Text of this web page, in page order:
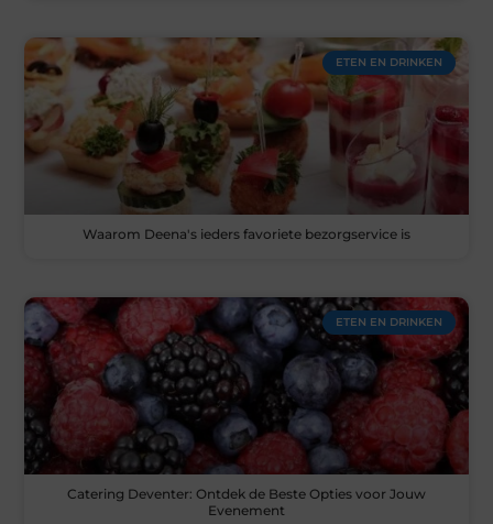
ETEN EN DRINKEN
Waarom Deena's ieders favoriete bezorgservice is
ETEN EN DRINKEN
Catering Deventer: Ontdek de Beste Opties voor Jouw
Evenement